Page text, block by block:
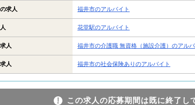
求人 福井市のアルバイト
花堂駅のアルバイト
人 福井市の介護職 無資格（施設介護）のアルバ
人 福井市の社会保険ありのアルバイト
この求人の応募期間は既に終了し